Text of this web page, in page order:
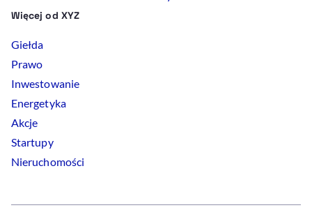
Więcej od XYZ
Giełda
Prawo
Inwestowanie
Energetyka
Akcje
Startupy
Nieruchomości